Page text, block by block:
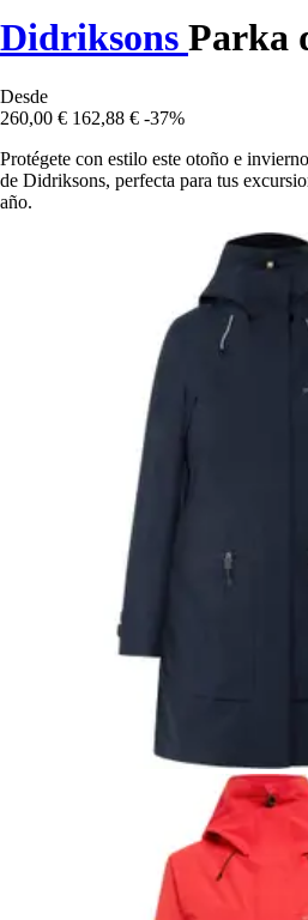
Didriksons Parka
Desde
260,00 € 162,88 € -37%
Protégete con estilo este otoño e
de Didriksons, perfecta para tus
año.